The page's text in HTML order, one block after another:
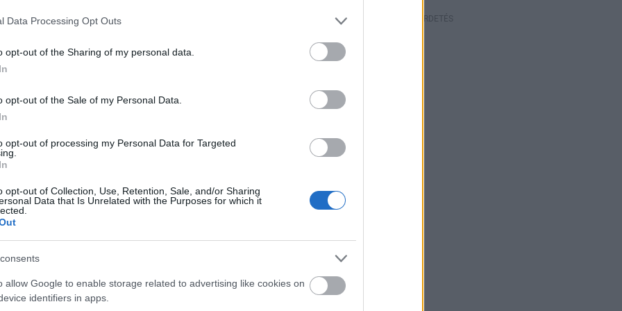
Data Processing Opt Outs
opt-out of the Sharing of my personal data.
opt-out of the Sale of my Personal Data.
opt-out of processing my Personal Data for Targeted
opt-out of Collection, Use, Retention, Sale, and/or Sharing
Data that Is Unrelated with the Purposes for which it
allow Google to enable storage related to advertising like cookies on
identifiers in apps.
beépítésére is sor kerül. Mivel ezt a tevékenységet
több betonpumpa is dolgozik párhuzamosan
HIRDETÉS